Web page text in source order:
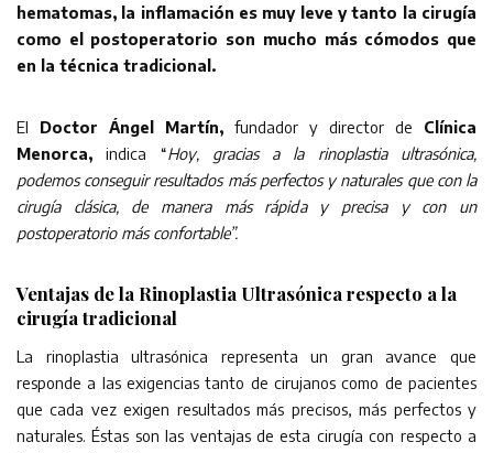
hematomas, la inflamación es muy leve y tanto la cirugía
como el postoperatorio son mucho más cómodos que
en la técnica tradicional.
El Doctor Ángel Martín, fundador y director de Clínica
Menorca, indica “Hoy, gracias a la rinoplastia ultrasónica,
podemos conseguir resultados más perfectos y naturales que con la
cirugía clásica, de manera más rápida y precisa y con un
postoperatorio más confortable”.
Ventajas de la Rinoplastia Ultrasónica respecto a la
cirugía tradicional
La rinoplastia ultrasónica representa un gran avance que
responde a las exigencias tanto de cirujanos como de pacientes
que cada vez exigen resultados más precisos, más perfectos y
naturales. Éstas son las ventajas de esta cirugía con respecto a